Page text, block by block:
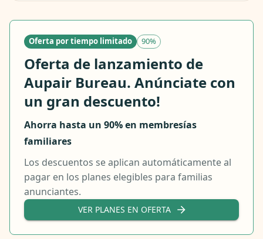
Oferta por tiempo limitado 90%
Oferta de lanzamiento de
Aupair Bureau. Anúnciate con
un gran descuento!
Ahorra hasta un 90% en membresías
familiares
Los descuentos se aplican automáticamente al
pagar en los planes elegibles para familias
anunciantes.
VER PLANES EN OFERTA